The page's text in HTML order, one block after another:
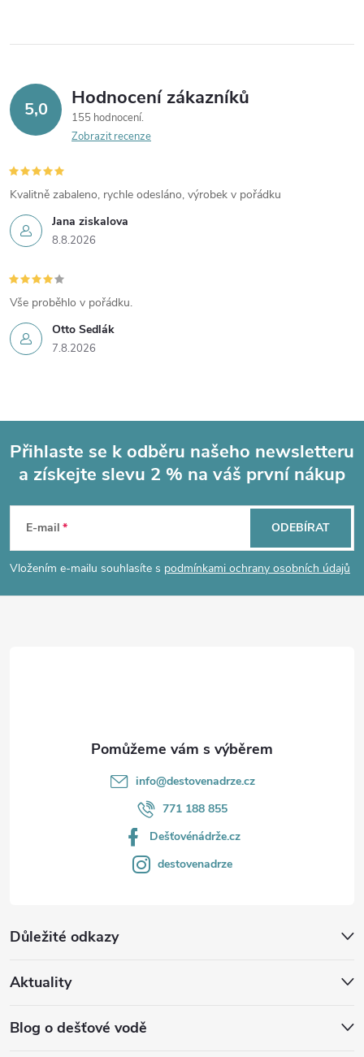
5,0 Hodnocení zákazníků
155 hodnocení
Zobrazit recenze
Jana ziskalova
8.8.2026
Kvalitně zabaleno, rychle odesláno, výrobek v pořádku
Otto Sedlák
7.8.2026
Vše proběhlo v pořádku.
p
a
Přihlaste se k odběru našeho newsletteru
a získejte slevu 2 % na váš první nákup
E-mail
Vložením e-mailu souhlasíte s podmínkami ochrany osobních údajů
ODEBÍRAT
Důležité odkazy
Aktuality
Blog o dešťové vodě
info@destovenadrze.cz
771 188 855
Dešťovénádrže.cz
destovenadrze